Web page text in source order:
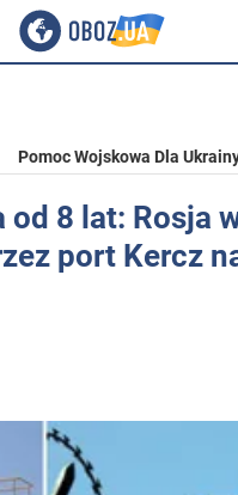
Pomoc Wojskowa Dla
od 8 lat: Rosja
port Kercz